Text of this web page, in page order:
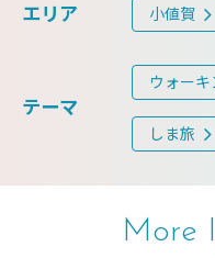
エリア 小値賀
テーマ
ウォー
しま旅
More